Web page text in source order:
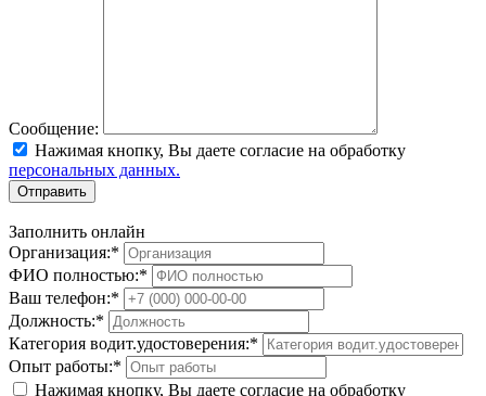
Сообщение:
Нажимая кнопку, Вы даете согласие на обработку
персональных данных.
Отправить
Заполнить онлайн
Организация:*
ФИО полностью:*
Ваш телефон:*
Должность:*
Категория водит.удостоверения:*
Опыт работы:*
Нажимая кнопку, Вы даете согласие на обработку